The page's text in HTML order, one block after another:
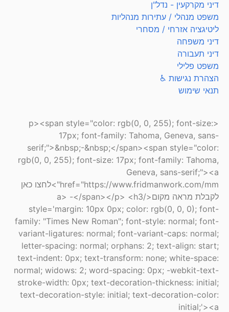
דיני מקרקעין - נדל"ן
משפט מנהלי / עתירות מנהליות
ליטיגציה אזרחי / מסחרי
דיני משפחה
דיני תעבורה
משפט פלילי
הצהרת נגישות ♿
תנאי שימוש
<p><span style="color: rgb(0, 0, 255); font-size:
17px; font-family: Tahoma, Geneva, sans-
serif;">&nbsp;-&nbsp;</span><span style="color:
rgb(0, 0, 255); font-size: 17px; font-family: Tahoma,
Geneva, sans-serif;"><a
href="https://www.fridmanwork.com/mm">לחצו כאן
לקבלת מראה מקום</a> -</span></p> <h3
style='margin: 10px 0px; color: rgb(0, 0, 0); font-
family: "Times New Roman"; font-style: normal; font-
variant-ligatures: normal; font-variant-caps: normal;
letter-spacing: normal; orphans: 2; text-align: start;
text-indent: 0px; text-transform: none; white-space:
normal; widows: 2; word-spacing: 0px; -webkit-text-
stroke-width: 0px; text-decoration-thickness: initial;
text-decoration-style: initial; text-decoration-color:
initial;'><a